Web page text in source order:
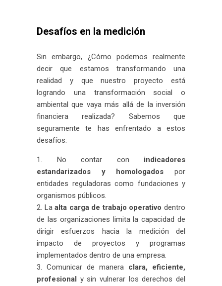
Desafíos en la medición
Sin embargo, ¿Cómo podemos realmente
decir que estamos transformando una
realidad y que nuestro proyecto está
logrando una transformación social o
ambiental que vaya más allá de la inversión
financiera realizada? Sabemos que
seguramente te has enfrentado a estos
desafíos:
No contar con indicadores
estandarizados y homologados por
entidades reguladoras como fundaciones y
organismos públicos.
Laalta carga de trabajo operativo dentro
de las organizaciones limita la capacidad de
dirigir esfuerzos hacia la medición del
impacto de proyectos y programas
implementados dentro de una empresa.
Comunicar de manera clara, eficiente,
profesional y sin vulnerar los derechos del